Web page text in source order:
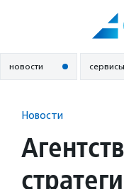
новости сервисы
Новости